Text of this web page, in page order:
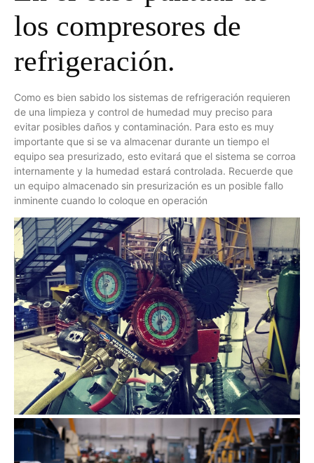
los compresores de
refrigeración.
Como es bien sabido los sistemas de refrigeración requieren
de una limpieza y control de humedad muy preciso para
evitar posibles daños y contaminación. Para esto es muy
importante que si se va almacenar durante un tiempo el
equipo sea presurizado, esto evitará que el sistema se corroa
internamente y la humedad estará controlada. Recuerde que
un equipo almacenado sin presurización es un posible fallo
inminente cuando lo coloque en operación